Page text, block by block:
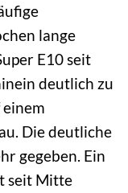
lange
E10 seit
deutlich zu
Die deutliche
gegeben. Ein
seit Mitte